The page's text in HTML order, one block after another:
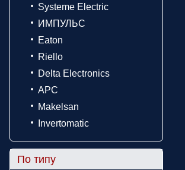
Systeme Electric
ИМПУЛЬС
Eaton
Riello
Delta Electronics
APC
Makelsan
Invertomatic
По типу